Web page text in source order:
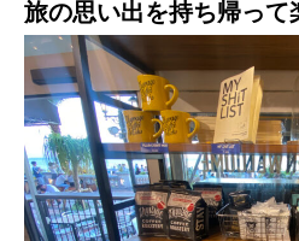
旅の思い出を持ち帰って